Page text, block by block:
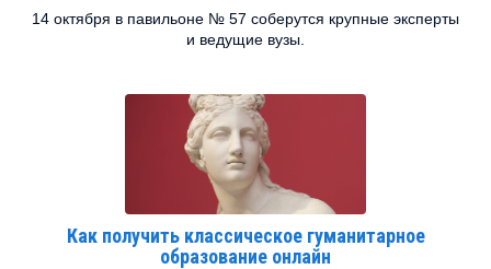
14 октября в павильоне № 57 соберутся крупные эксперты
и ведущие вузы.
Как получить классическое гуманитарное
образование онлайн